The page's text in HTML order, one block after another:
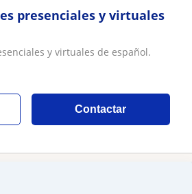
presenciales y virtuales
y virtuales de español.
Contactar